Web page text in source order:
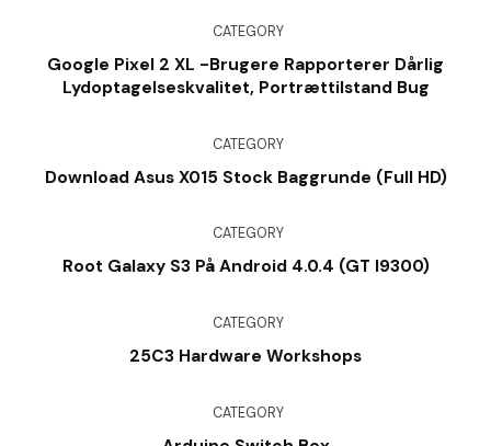
CATEGORY
Google Pixel 2 XL -brugere Rapporterer Dårlig
Lydoptagelseskvalitet, Portrættilstand Bug
CATEGORY
Download Asus X015 Stock Baggrunde (Full HD)
CATEGORY
Root Galaxy S3 På Android 4.0.4 (GT I9300)
CATEGORY
25C3 Hardware Workshops
CATEGORY